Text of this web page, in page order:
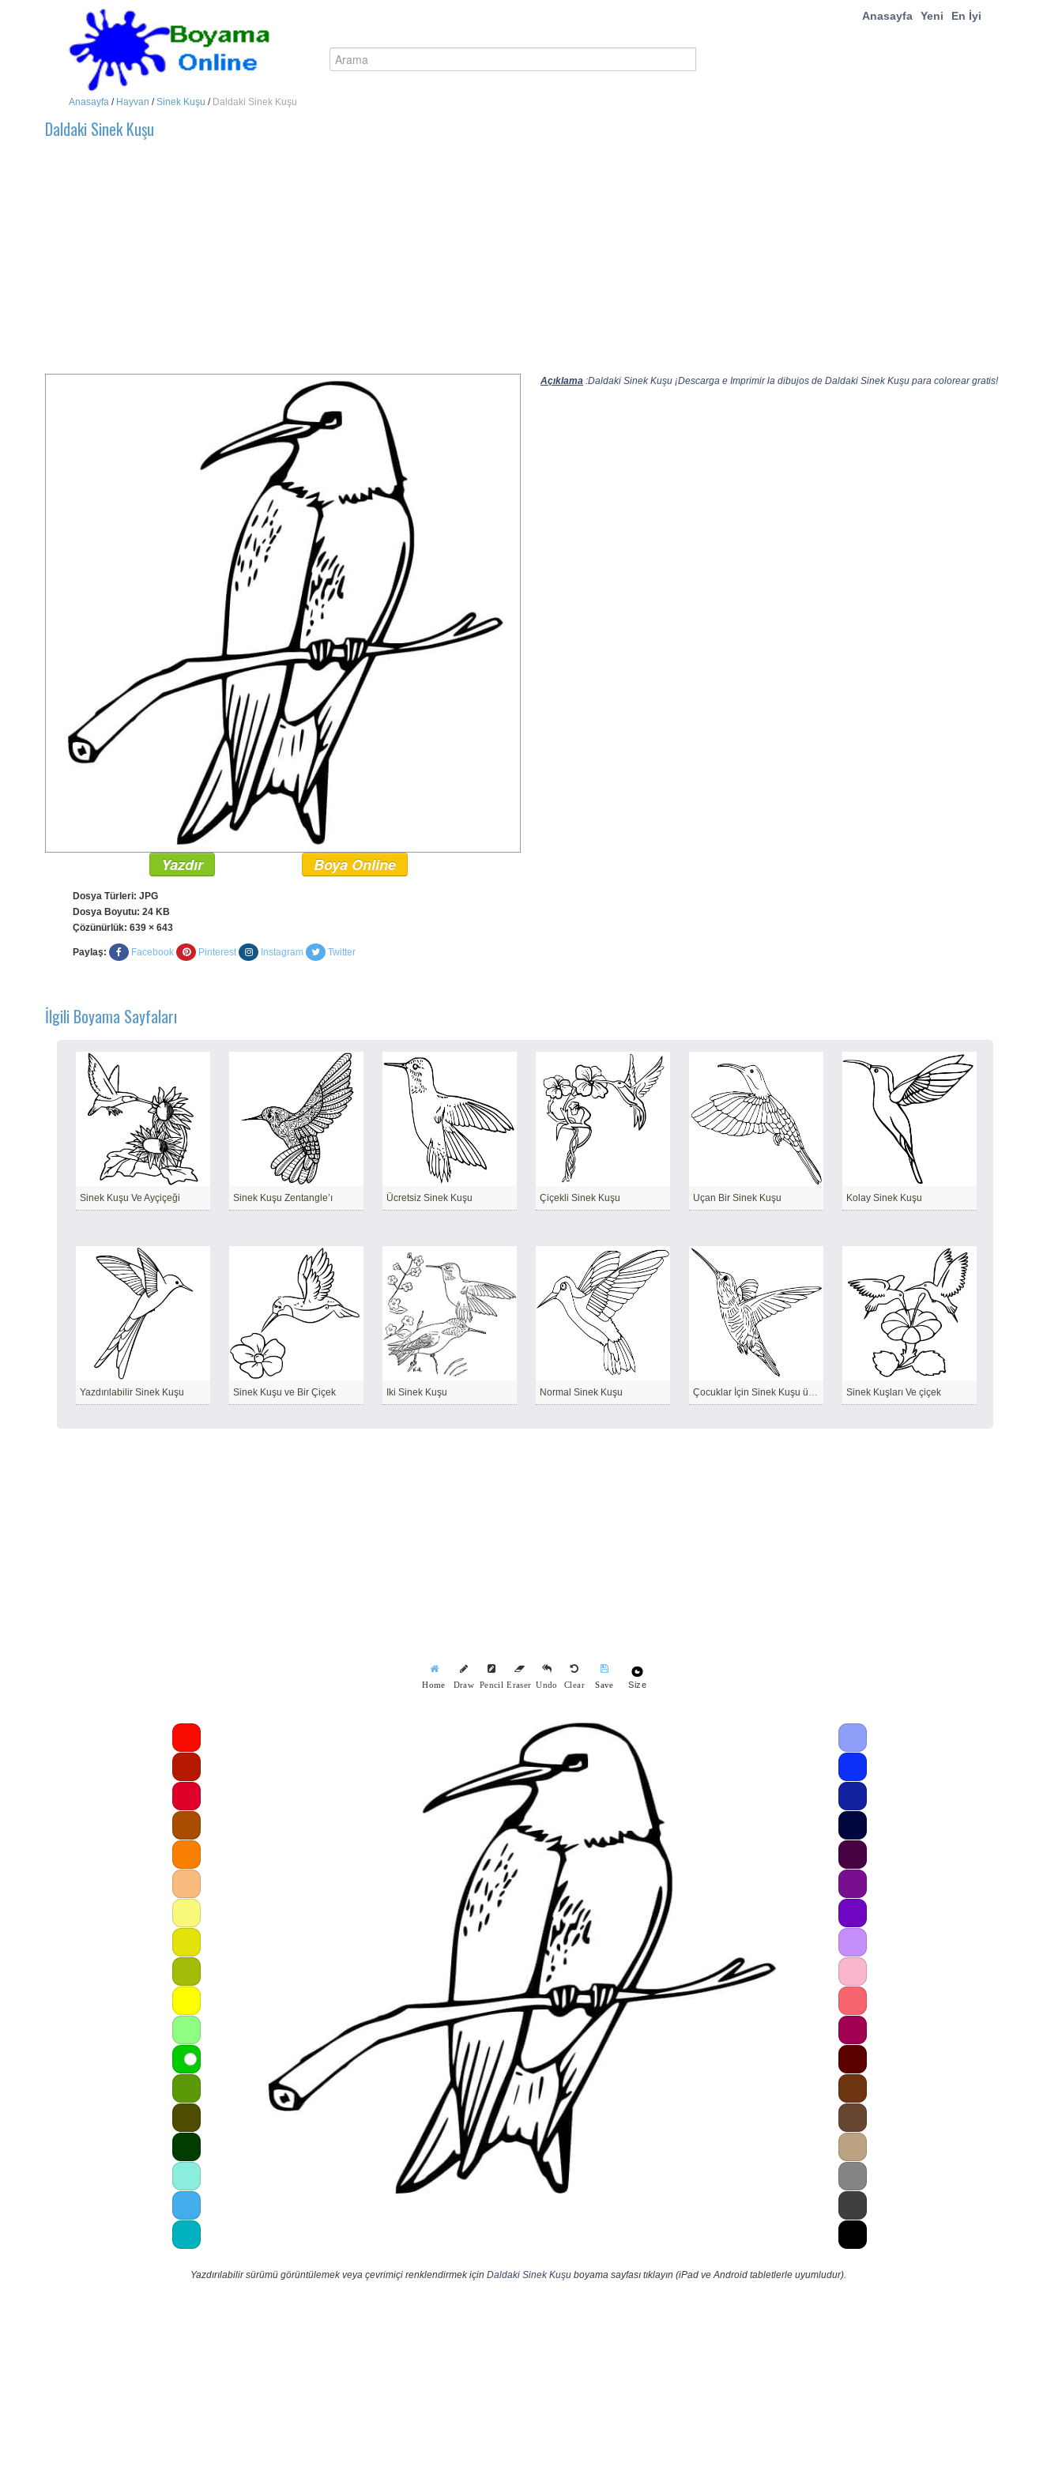
Anasayfa Yeni En İyi
Anasayfa / Hayvan /Sinek Kuşu / Daldaki Sinek Kuşu
Daldaki Sinek Kuşu
Açıklama :Daldaki Sinek Kuşu ¡Descarga e Imprimir la dibujos de Daldaki Sinek Kuşu para colorear gratis!
Yazdır Boya Online
Dosya Türleri: JPG
Dosya Boyutu: 24 KB
Çözünürlük: 639 × 643
Paylaş: Facebook Pinterest Instagram Twitter
İlgili Boyama Sayfaları
Sinek Kuşu Ve Ayçiçeği Sinek Kuşu Zentangle’ı Ücretsiz Sinek Kuşu Çiçekli Sinek Kuşu Uçan Bir Sinek Kuşu Kolay Sinek Kuşu
Yazdırılabilir Sinek Kuşu Sinek Kuşu ve Bir Çiçek Iki Sinek Kuşu Normal Sinek Kuşu Sinek Kuşları Ve çiçek
Home Draw Pencil Eraser Undo Clear Save Size
Yazdırılabilir sürümü görüntülemek veya çevrimiçi renklendirmek için Daldaki Sinek Kuşuboyama sayfası tıklayın (iPad ve Android tabletlerle uyumludur).